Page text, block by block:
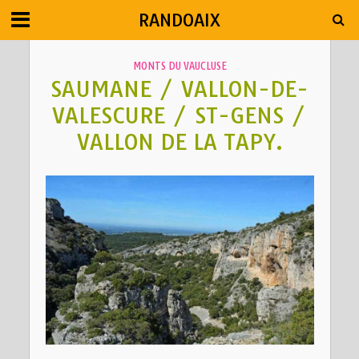
RANDOAIX
MONTS DU VAUCLUSE
SAUMANE / VALLON-DE-
VALESCURE / ST-GENS /
VALLON DE LA TAPY.